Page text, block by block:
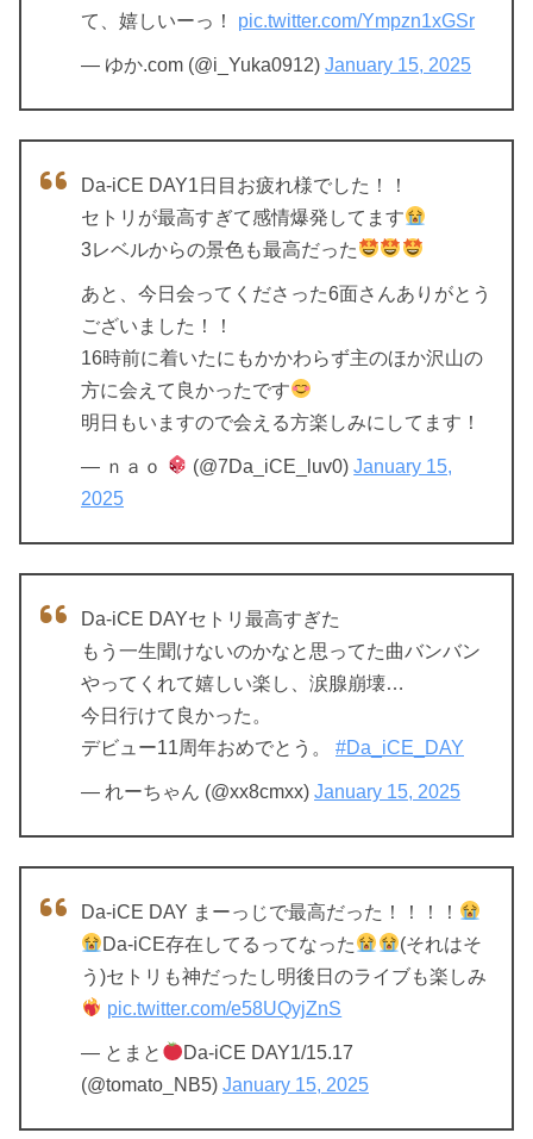
て、嬉しいーっ！ pic.twitter.com/Ympzn1xGSr
— ゆか.com (@i_Yuka0912) January 15, 2025
Da-iCE DAY1日目お疲れ様でした！！
セトリが最高すぎて感情爆発してます
3レベルからの景色も最高だった
あと、今日会ってくださった6面さんありがとう
ございました！！
16時前に着いたにもかかわらず主のほか沢山の
方に会えて良かったです
明日もいますので会える方楽しみにしてます！
— ｎａｏ (@7Da_iCE_luv0)January 15,
2025
Da-iCE DAYセトリ最高すぎた
もう一生聞けないのかなと思ってた曲バンバン
やってくれて嬉しい楽し、涙腺崩壊…
今日行けて良かった。
デビュー11周年おめでとう。 #Da_iCE_DAY
— れーちゃん (@xx8cmxx) January 15, 2025
Da-iCE DAY まーっじで最高だった！！！！
Da-iCE存在してるってなった
(それはそ
う)セトリも神だったし明後日のライブも楽しみ
pic.twitter.com/e58UQyjZnS
— とまと
Da-iCE DAY1/15.17
(@tomato_NB5) January 15, 2025